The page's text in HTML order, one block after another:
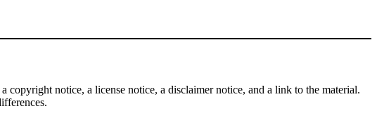
notice, a license notice, a disclaimer notice, and a link to the material.